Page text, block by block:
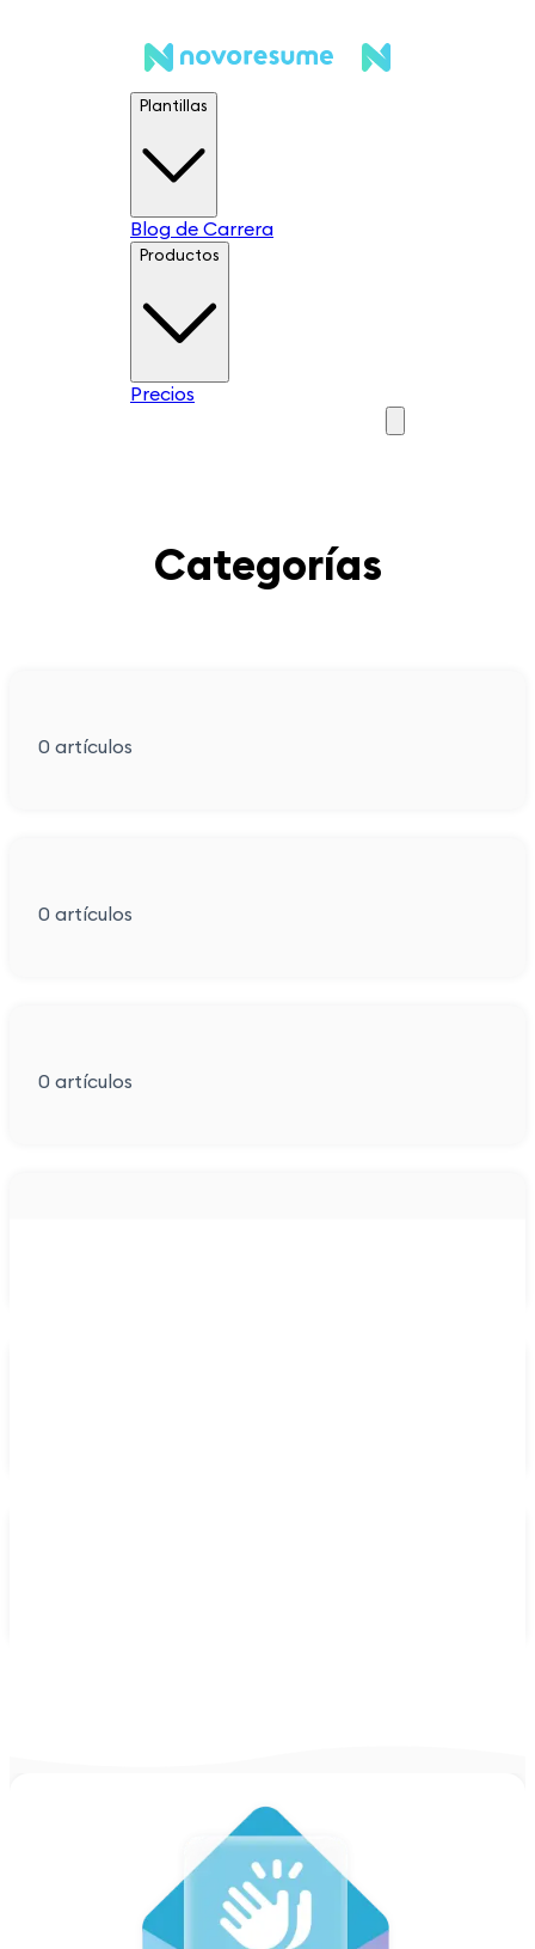
Plantillas
Blog de Carrera
Productos
Precios
Categorías
0 artículos
0 artículos
0 artículos